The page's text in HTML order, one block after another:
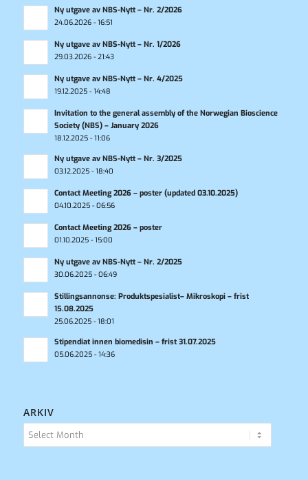
Ny utgave av NBS-Nytt – Nr. 2/2026
24.06.2026 - 16:51
Ny utgave av NBS-Nytt – Nr. 1/2026
29.03.2026 - 21:43
Ny utgave av NBS-Nytt – Nr. 4/2025
19.12.2025 - 14:48
Invitation to the general assembly of the Norwegian Bioscience
Society (NBS) – January 2026
18.12.2025 - 11:06
Ny utgave av NBS-Nytt – Nr. 3/2025
03.12.2025 - 18:40
Contact Meeting 2026 – poster (updated 03.10.2025)
04.10.2025 - 06:56
Contact Meeting 2026 – poster
01.10.2025 - 15:00
Ny utgave av NBS-Nytt – Nr. 2/2025
30.06.2025 - 06:49
Stillingsannonse: Produktspesialist– Mikroskopi – frist
15.08.2025
25.06.2025 - 18:01
Stipendiat innen biomedisin – frist 31.07.2025
05.06.2025 - 14:36
ARKIV